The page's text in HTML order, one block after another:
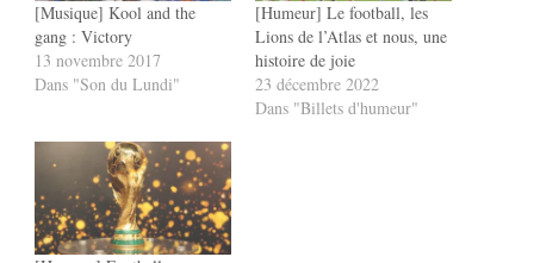
[Musique] Kool and the
gang : Victory
13 novembre 2017
Dans "Son du Lundi"
[Humeur] Le football, les
Lions de l’Atlas et nous, une
histoire de joie
23 décembre 2022
Dans "Billets d'humeur"